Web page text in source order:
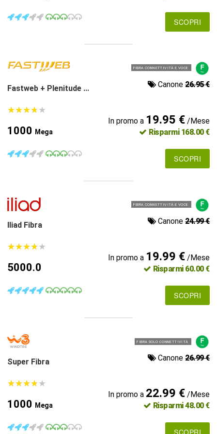
SCOPRI
FIBRA CONNETTIVITÀ E VOCE
Fastweb + Plenitude ... Canone26.95 €
★★★★★
★★★★★
1000 Mega
In promo a 19.95 €/Mese
Risparmi 168.00 €
SCOPRI
FIBRA CONNETTIVITÀ E VOCE
Iliad Fibra Canone24.99 €
★★★★★
★★★★★
5000.0
In promo a 19.99 €/Mese
Risparmi 60.00 €
SCOPRI
FIBRA SOLO CONNETTIVITÀ
Super Fibra Canone26.99 €
★★★★★
★★★★★
1000 Mega
In promo a 22.99 €/Mese
Risparmi 48.00 €